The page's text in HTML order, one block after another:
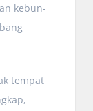
kebun-
tempat